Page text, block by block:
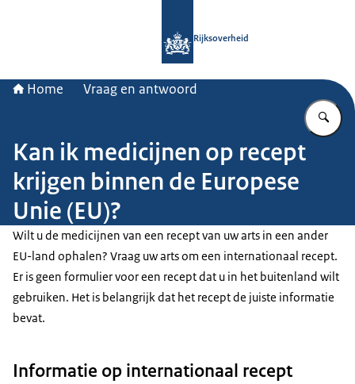
Rijksoverheid
Home Vraag en antwoord
Kan ik medicijnen op recept
krijgen binnen de Europese
Unie (EU)?
Wilt u de medicijnen van een recept van uw arts in een ander
EU-land ophalen? Vraag uw arts om een internationaal recept.
Er is geen formulier voor een recept dat u in het buitenland wilt
gebruiken. Het is belangrijk dat het recept de juiste informatie
bevat.
Informatie op internationaal recept